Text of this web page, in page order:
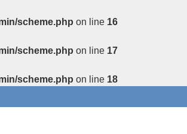
scheme.php on line 16
scheme.php on line 17
scheme.php on line 18